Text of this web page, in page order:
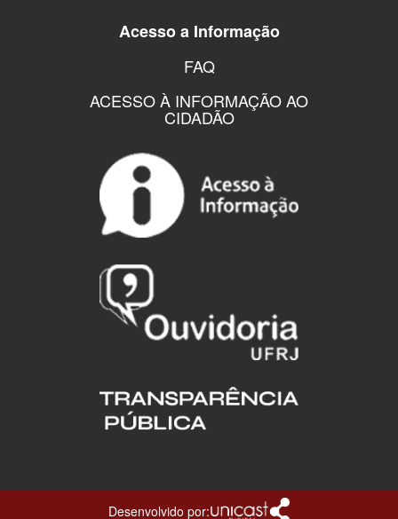
Acesso a Informação
FAQ
ACESSO À INFORMAÇÃO AO
CIDADÃO
Desenvolvido por: